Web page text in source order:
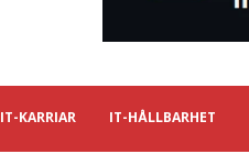
IT-KARRIAR IT-HÅLLBARHET